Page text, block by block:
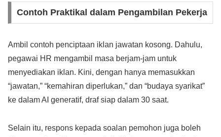
Contoh Praktikal dalam Pengambilan Pekerja
Ambil contoh penciptaan iklan jawatan kosong. Dahulu,
pegawai HR mengambil masa berjam-jam untuk
menyediakan iklan. Kini, dengan hanya memasukkan
“jawatan,” “kemahiran diperlukan,” dan “budaya syarikat”
ke dalam AI generatif, draf siap dalam 30 saat.
Selain itu, respons kepada soalan pemohon juga boleh